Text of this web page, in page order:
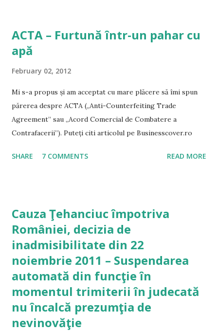
ACTA – Furtună într-un pahar cu
apă
February 02, 2012
Mi s-a propus și am acceptat cu mare plăcere să îmi spun
părerea despre ACTA („Anti-Counterfeiting Trade
Agreement” sau „Acord Comercial de Combatere a
Contrafacerii”). Puteți citi articolul pe Businesscover.ro
SHARE 7 COMMENTS READ MORE
Cauza Ţehanciuc împotriva
României, decizia de
inadmisibilitate din 22
noiembrie 2011 – Suspendarea
automată din funcţie în
momentul trimiterii în judecată
nu încalcă prezumţia de
nevinovăţie